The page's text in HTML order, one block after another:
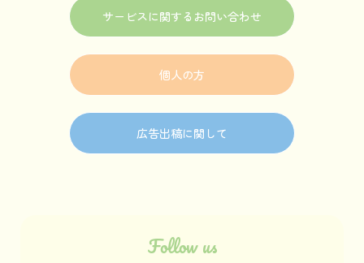
サービスに関するお問い合わせ
個人の方
広告出稿に関して
Follow us